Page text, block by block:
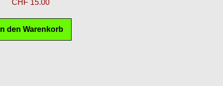
CHF 15.00
In den Warenkorb